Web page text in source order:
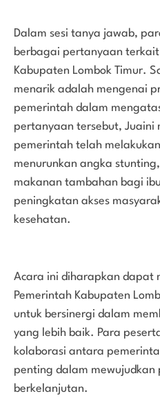
Dalam sesi tanya jawab,
berbagai pertanyaan
Kabupaten Lombok Timur.
menarik adalah mengenai
pemerintah dalam
pertanyaan tersebut, Juaini
pemerintah telah
menurunkan angka
makanan tambahan bagi
peningkatan akses
kesehatan.
Acara ini diharapkan dapat
Pemerintah Kabupaten
untuk bersinergi dalam
yang lebih baik. Para
kolaborasi antara
penting dalam mewujudkan
berkelanjutan.